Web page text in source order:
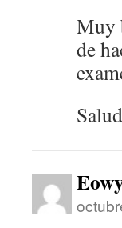
Muy
de